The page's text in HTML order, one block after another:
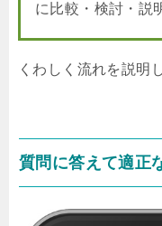
に比較・検討・説
くわしく流れを説明
質問に答えて適正